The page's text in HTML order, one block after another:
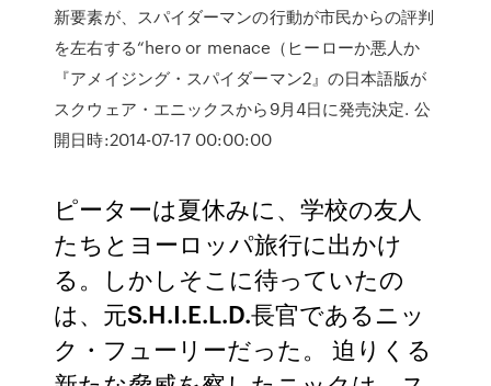
新要素が、スパイダーマンの行動が市民からの評判
を左右する“hero or menace（ヒーローか悪人か
『アメイジング・スパイダーマン2』の日本語版が
スクウェア・エニックスから9月4日に発売決定. 公
開日時:2014-07-17 00:00:00
ピーターは夏休みに、学校の友人
たちとヨーロッパ旅行に出かけ
る。しかしそこに待っていたの
は、元S.H.I.E.L.D.長官であるニッ
ク・フューリーだった。 迫りくる